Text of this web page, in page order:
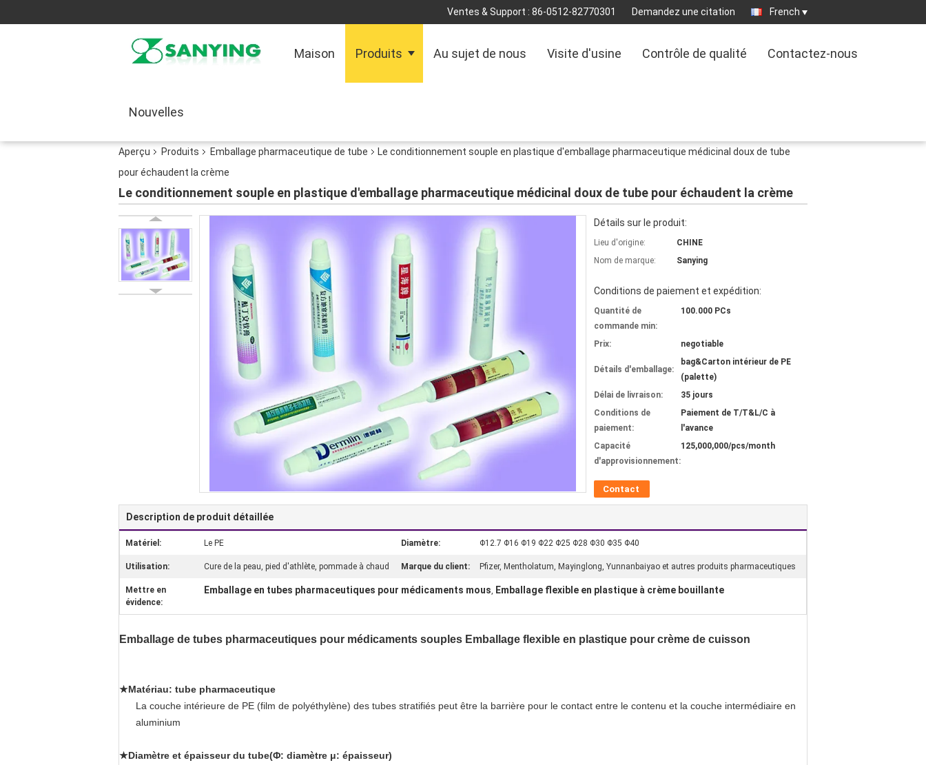
Ventes & Support : 86-0512-82770301 Demandez une citation French
Maison Produits Au sujet de nous Visite d'usine Contrôle de qualité Contactez-nous
Nouvelles
Aperçu Produits Emballage pharmaceutique de tube
Le conditionnement souple en plastique d'emballage pharmaceutique médicinal doux de tube
pour échaudent la crème
Le conditionnement souple en plastique d'emballage pharmaceutique médicinal doux de tube pour échaudent la crème
Détails sur le produit:
Lieu d'origine:
CHINE
Nom de marque:
Sanying
Conditions de paiement et expédition:
Quantité de
commande min:
100.000 PCs
Prix: negotiable
Détails d'emballage:
bag&Carton intérieur de PE
(palette)
Délai de livraison:
35 jours
Conditions de
paiement:
Paiement de T/T&L/C à
l'avance
Capacité
d'approvisionnement:
125,000,000/pcs/month
Contact
Description de produit détaillée
Matériel: Le PE Diamètre: Φ12.7 Φ16 Φ19 Φ22 Φ25 Φ28 Φ30 Φ35 Φ40
Utilisation: Cure de la peau, pied d'athlète, pommade à chaud Marque du client: Pfizer, Mentholatum, Mayinglong, Yunnanbaiyao et autres produits pharmaceutiques
Mettre en
évidence:
Emballage en tubes pharmaceutiques pour médicaments mous, Emballage flexible en plastique à crème bouillante
Emballage de tubes pharmaceutiques pour médicaments souples Emballage flexible en plastique pour crème de cuisson
★Matériau: tube pharmaceutique
La couche intérieure de PE (film de polyéthylène) des tubes stratifiés peut être la barrière pour le contact entre le contenu et la couche intermédiaire en
aluminium
★Diamètre et épaisseur du tube(Φ: diamètre μ: épaisseur)